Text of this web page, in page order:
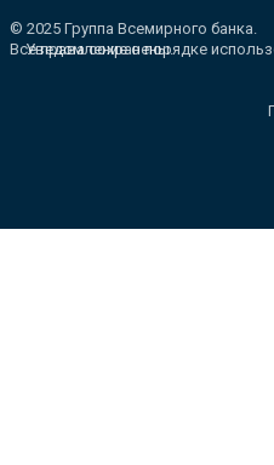
© 2025 Группа Всемирного банка.
Все права сохранены.
Уведомление о порядке